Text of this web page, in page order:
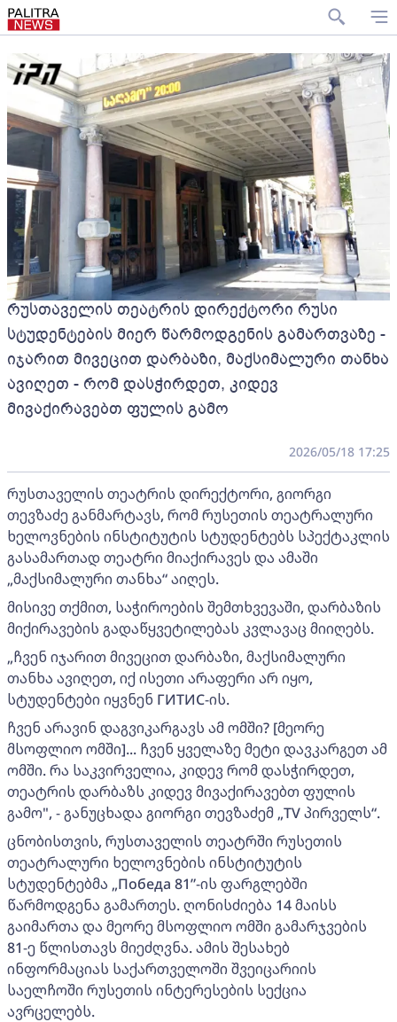
რუსთაველის თეატრის დირექტორი რუსი
სტუდენტების მიერ წარმოდგენის გამართვაზე -
იჯარით მივეცით დარბაზი, მაქსიმალური თანხა
ავიღეთ - რომ დასჭირდეთ, კიდევ
მივაქირავებთ ფულის გამო
2026/05/18 17:25
რუსთაველის თეატრის დირექტორი, გიორგი
თევზაძე განმარტავს, რომ რუსეთის თეატრალური
ხელოვნების ინსტიტუტის სტუდენტებს სპექტაკლის
გასამართად თეატრი მიაქირავეს და ამაში
„მაქსიმალური თანხა“ აიღეს.
მისივე თქმით, საჭიროების შემთხვევაში, დარბაზის
მიქირავების გადაწყვეტილებას კვლავაც მიიღებს.
„ჩვენ იჯარით მივეცით დარბაზი, მაქსიმალური
თანხა ავიღეთ, იქ ისეთი არაფერი არ იყო,
სტუდენტები იყვნენ ГИТИС-ის.
ჩვენ არავინ დაგვიკარგავს ამ ომში? [მეორე
მსოფლიო ომში]... ჩვენ ყველაზე მეტი დავკარგეთ ამ
ომში. რა საკვირველია, კიდევ რომ დასჭირდეთ,
თეატრის დარბაზს კიდევ მივაქირავებთ ფულის
გამო", - განუცხადა გიორგი თევზაძემ „TV პირველს“.
ცნობისთვის, რუსთაველის თეატრში რუსეთის
თეატრალური ხელოვნების ინსტიტუტის
სტუდენტებმა „Победа 81”-ის ფარგლებში
წარმოდგენა გამართეს. ღონისძიება 14 მაისს
გაიმართა და მეორე მსოფლიო ომში გამარჯვების
81-ე წლისთავს მიეძღვნა. ამის შესახებ
ინფორმაციას საქართველოში შვეიცარიის
საელჩოში რუსეთის ინტერესების სექცია
ავრცელებს.